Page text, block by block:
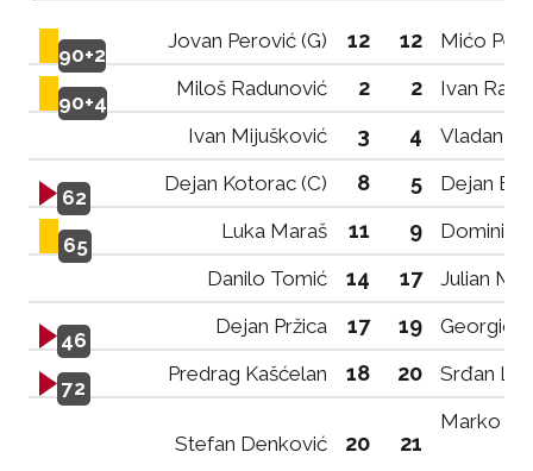
90+2
Jovan Perović (G) 12 12 Mićo
90+4
Miloš Radunović 2 2
Ivan
Ivan Mijušković
3 4 Vladan
62
Dejan Kotorac (C) 8 5 Dejan
65
Luka Maraš 11 9
Danilo Tomić
14 17 Julian
46
Dejan Pržica 17 19 Georgios
72
Predrag Kašćelan 18 20 Srđan
Stefan Denković 20 21
Marko